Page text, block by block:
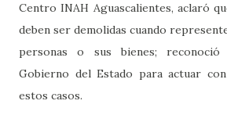
Centro INAH Aguascalientes, aclaró
deben ser demolidas cuando
personas o sus bienes;
Gobierno del Estado para actuar
estos casos.